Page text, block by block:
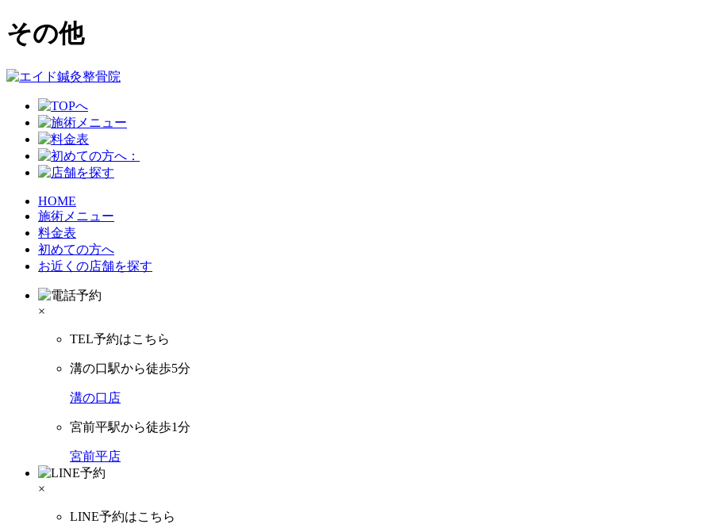
その他
HOME
施術メニュー
料金表
初めての方へ
お近くの店舗を探す
×
TEL予約はこちら
溝の口駅から徒歩5分
溝の口店
宮前平駅から徒歩1分
宮前平店
×
LINE予約はこちら